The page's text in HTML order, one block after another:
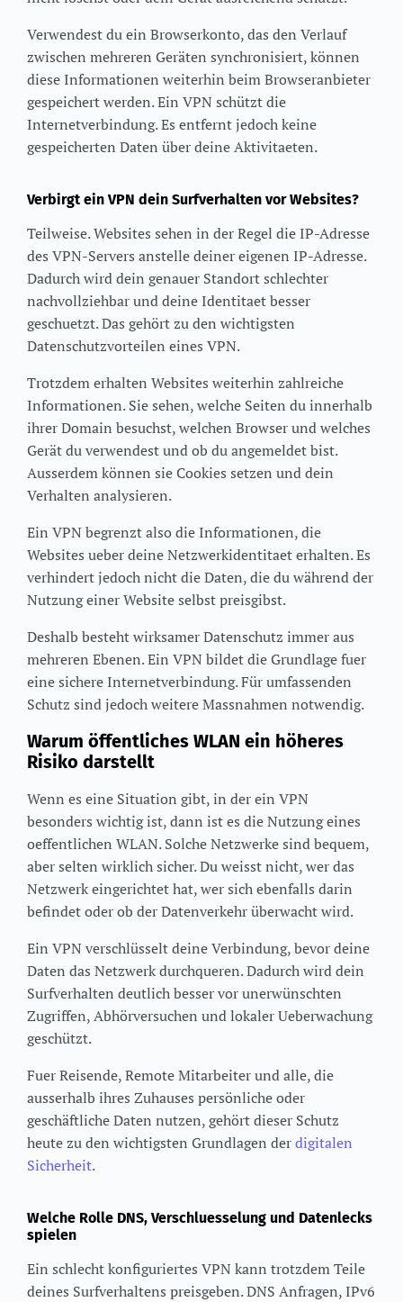
Verwendest du ein Browserkonto, das den Verlauf
zwischen mehreren Geräten synchronisiert, können
diese Informationen weiterhin beim Browseranbieter
gespeichert werden. Ein VPN schützt die
Internetverbindung. Es entfernt jedoch keine
gespeicherten Daten über deine Aktivitaeten.
Verbirgt ein VPN dein Surfverhalten vor Websites?
Teilweise. Websites sehen in der Regel die IP-Adresse
des VPN-Servers anstelle deiner eigenen IP-Adresse.
Dadurch wird dein genauer Standort schlechter
nachvollziehbar und deine Identitaet besser
geschuetzt. Das gehört zu den wichtigsten
Datenschutzvorteilen eines VPN.
Trotzdem erhalten Websites weiterhin zahlreiche
Informationen. Sie sehen, welche Seiten du innerhalb
ihrer Domain besuchst, welchen Browser und welches
Gerät du verwendest und ob du angemeldet bist.
Ausserdem können sie Cookies setzen und dein
Verhalten analysieren.
Ein VPN begrenzt also die Informationen, die
Websites ueber deine Netzwerkidentitaet erhalten. Es
verhindert jedoch nicht die Daten, die du während der
Nutzung einer Website selbst preisgibst.
Deshalb besteht wirksamer Datenschutz immer aus
mehreren Ebenen. Ein VPN bildet die Grundlage fuer
eine sichere Internetverbindung. Für umfassenden
Schutz sind jedoch weitere Massnahmen notwendig.
Warum öffentliches WLAN ein höheres
Risiko darstellt
Wenn es eine Situation gibt, in der ein VPN
besonders wichtig ist, dann ist es die Nutzung eines
oeffentlichen WLAN. Solche Netzwerke sind bequem,
aber selten wirklich sicher. Du weisst nicht, wer das
Netzwerk eingerichtet hat, wer sich ebenfalls darin
befindet oder ob der Datenverkehr überwacht wird.
Ein VPN verschlüsselt deine Verbindung, bevor deine
Daten das Netzwerk durchqueren. Dadurch wird dein
Surfverhalten deutlich besser vor unerwünschten
Zugriffen, Abhörversuchen und lokaler Ueberwachung
geschützt.
Fuer Reisende, Remote Mitarbeiter und alle, die
ausserhalb ihres Zuhauses persönliche oder
geschäftliche Daten nutzen, gehört dieser Schutz
heute zu den wichtigsten Grundlagen derdigitalen
Sicherheit.
Welche Rolle DNS, Verschluesselung und Datenlecks
spielen
Ein schlecht konfiguriertes VPN kann trotzdem Teile
deines Surfverhaltens preisgeben. DNS Anfragen, IPv6